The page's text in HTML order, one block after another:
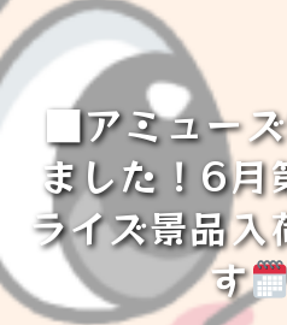
■アミュー
ました！6
ライズ景品
す